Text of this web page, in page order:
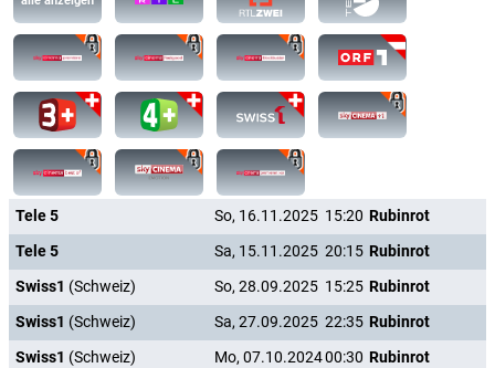
Tele 5 So, 16.11.2025 15:20 Rubinrot
Tele 5
Sa, 15.11.2025 20:15 Rubinrot
Swiss1 (Schweiz) So, 28.09.2025 15:25 Rubinrot
Swiss1 (Schweiz) Sa, 27.09.2025 22:35 Rubinrot
Swiss1 (Schweiz) Mo, 07.10.202400:30 Rubinrot